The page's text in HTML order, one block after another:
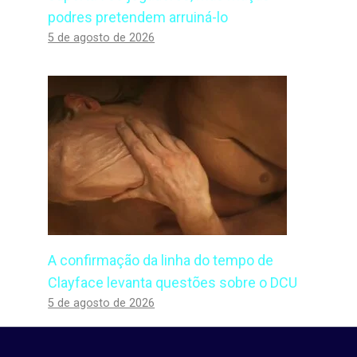
podres pretendem arruiná-lo
5 de agosto de 2026
A confirmação da linha do tempo de
Clayface levanta questões sobre o DCU
5 de agosto de 2026